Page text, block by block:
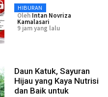
HIBURAN
Oleh Intan Novriza
Kamalasari
9 jam yang lalu
Daun Katuk, Sayuran
Hijau yang Kaya Nutrisi
dan Baik untuk